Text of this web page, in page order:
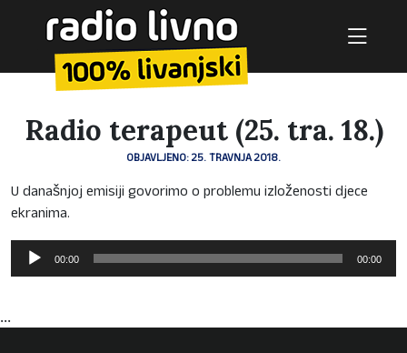
Radio terapeut (25. tra. 18.)
OBJAVLJENO: 25. TRAVNJA 2018.
U današnjoj emisiji govorimo o problemu izloženosti djece
ekranima.
Reproduktor
audiozapisa
00:00 00:00
...